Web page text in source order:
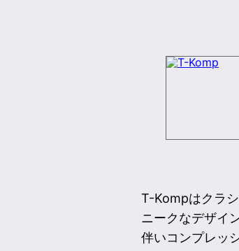
T-Kompはクラ
ニークなデザイ
伴いコンプレッ